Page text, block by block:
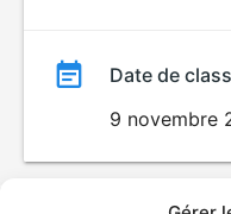
Date de
9 novembre